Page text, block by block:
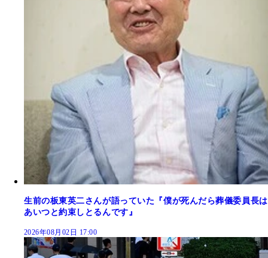
生前の板東英二さんが語っていた『僕が死んだら葬儀委員長は
あいつと約束しとるんです』
2026年08月02日 17:00